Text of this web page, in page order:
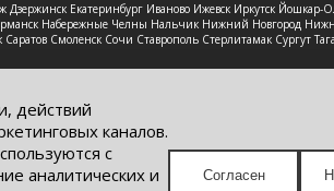
Дзержинск Екатеринбург Иваново Ижевск Иркутск
Набережные Челны Нальчик Нижний Новгород
Смоленск Сочи Ставрополь Стерлитамак Сургут
данный интернет-сайт носит
на сайте, не является
действий
каналов.
с
аналитических и
Согласен